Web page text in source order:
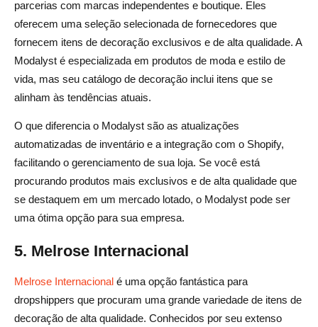
parcerias com marcas independentes e boutique. Eles
oferecem uma seleção selecionada de fornecedores que
fornecem itens de decoração exclusivos e de alta qualidade. A
Modalyst é especializada em produtos de moda e estilo de
vida, mas seu catálogo de decoração inclui itens que se
alinham às tendências atuais.
O que diferencia o Modalyst são as atualizações
automatizadas de inventário e a integração com o Shopify,
facilitando o gerenciamento de sua loja. Se você está
procurando produtos mais exclusivos e de alta qualidade que
se destaquem em um mercado lotado, o Modalyst pode ser
uma ótima opção para sua empresa.
5. Melrose Internacional
Melrose Internacional é uma opção fantástica para
dropshippers que procuram uma grande variedade de itens de
decoração de alta qualidade. Conhecidos por seu extenso